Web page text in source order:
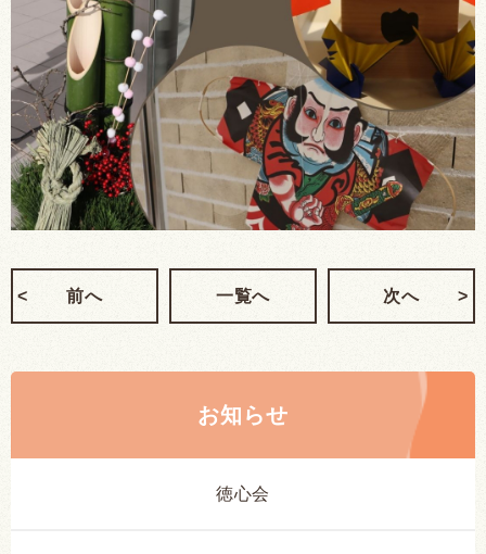
前へ 一覧へ 次へ
お知らせ
徳心会